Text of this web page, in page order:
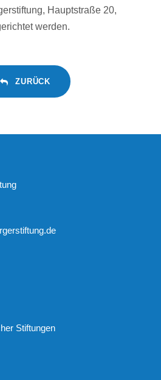
Hauptstraße 20,
werden.
ZURÜCK
Stiftungen